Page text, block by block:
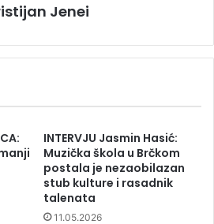
Jenei
INTERVJU Jasmin Hasić:
Muzička škola u Brčkom
postala je nezaobilazan
stub kulture i rasadnik
talenata
11.05.2026